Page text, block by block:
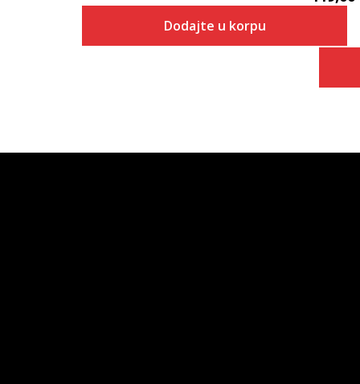
Dodajte u korpu